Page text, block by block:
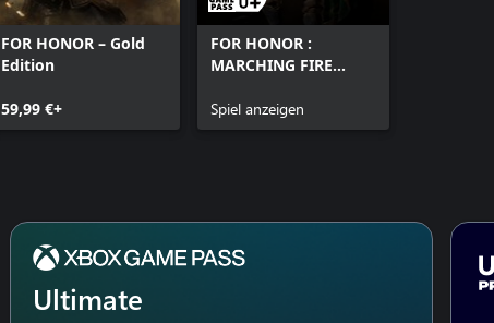
FOR HONOR – Gold
Edition
59,99 €+
FOR HONOR :
MARCHING FIRE
Spiel anzeigen
Ultimate